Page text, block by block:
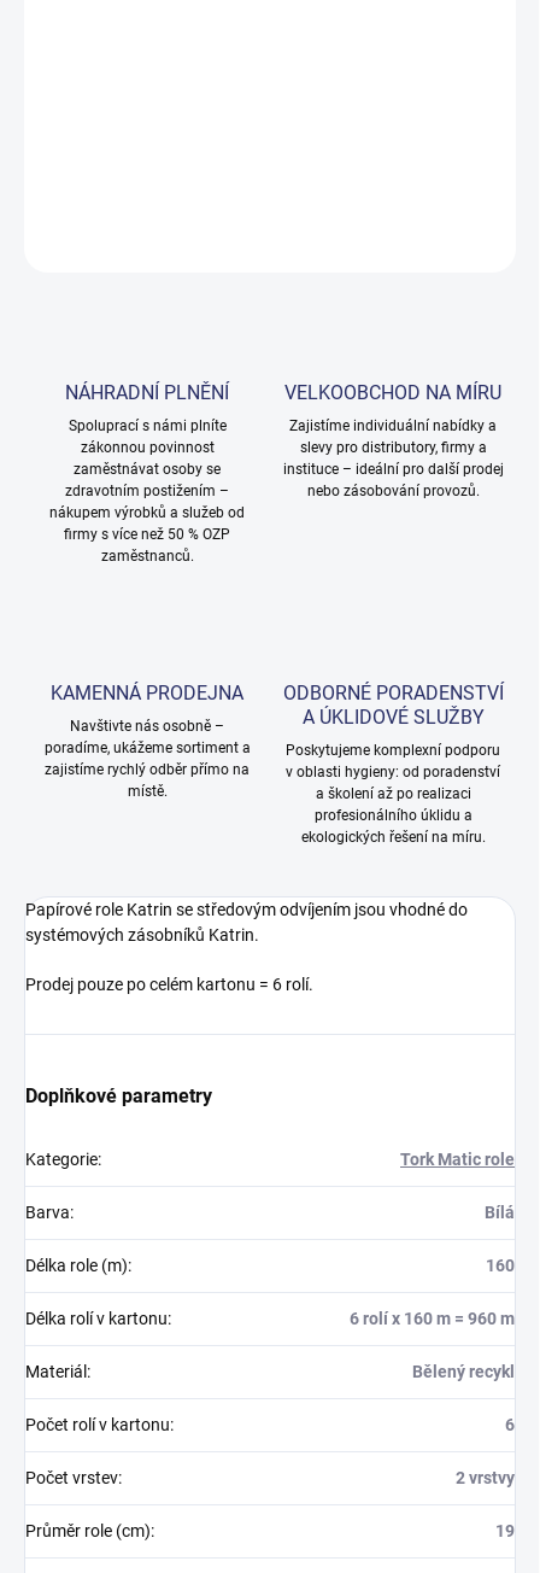
NÁHRADNÍ PLNĚNÍ
Spoluprací s námi plníte
zákonnou povinnost
zaměstnávat osoby se
zdravotním postižením –
nákupem výrobků a služeb od
firmy s více než 50 % OZP
zaměstnanců.
VELKOOBCHOD NA MÍRU
Zajistíme individuální nabídky a
slevy pro distributory, firmy a
instituce – ideální pro další prodej
nebo zásobování provozů.
KAMENNÁ PRODEJNA
Navštivte nás osobně –
poradíme, ukážeme sortiment a
zajistíme rychlý odběr přímo na
místě.
ODBORNÉ PORADENSTVÍ
A ÚKLIDOVÉ SLUŽBY
Poskytujeme komplexní podporu
v oblasti hygieny: od poradenství
a školení až po realizaci
profesionálního úklidu a
ekologických řešení na míru.
Papírové role Katrin se středovým odvíjením jsou vhodné do
systémových zásobníků Katrin.
Prodej pouze po celém kartonu = 6 rolí.
Doplňkové parametry
Kategorie: Tork Matic role
Barva: Bílá
Délka role (m): 160
Délka rolí v kartonu: 6 rolí x 160 m = 960 m
Materiál : Bělený recykl
Počet rolí v kartonu: 6
Počet vrstev: 2 vrstvy
Průměr role (cm): 19